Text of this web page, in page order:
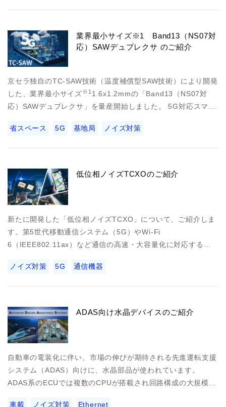
業界最小サイズ※1 Band13（NS07対
応）SAWデュプレクサ のご紹介
京セラ独自のTC-SAW技術（温度補償型SAW技術）により開発
した、業界最小サイズ※1 1.6x1.2mmの「Band13（NS07対
応）SAWデュプレクサ」を量産開始しました。 5G対応スマ…
省スペース 5G 基地局 ノイズ対策
低位相ノイズTCXOのご紹介
新たに開発した「低位相ノイズTCXO」について、ご紹介しま
す。第5世代移動通信システム（5G）やWi-Fi
6（IEEE802.11ax）など通信の高速・大容量化に対応する…
ノイズ対策 5G 通信機器
ADAS向け水晶デバイスのご紹介
自動車の電装化に伴い、市場の伸びが期待される先進運転支援
システム（ADAS）向けに、水晶部品が使われています。
ADAS系のECUでは複数のCPUが搭載され回路構成の大規模…
車載 ノイズ対策 Ethernet